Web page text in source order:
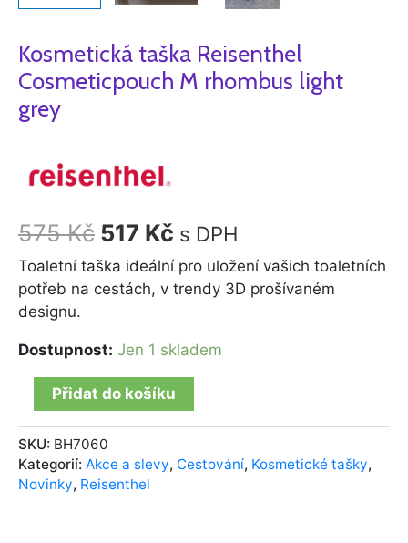
Kosmetická taška Reisenthel
Cosmeticpouch M rhombus light
grey
575Kč 517 Kč s DPH
Toaletní taška ideální pro uložení vašich toaletních
potřeb na cestách, v trendy 3D prošívaném
designu.
Dostupnost: Jen 1 skladem
Přidat do košíku
SKU: BH7060
Kategorií: Akce a slevy, Cestování, Kosmetické tašky,
Novinky, Reisenthel